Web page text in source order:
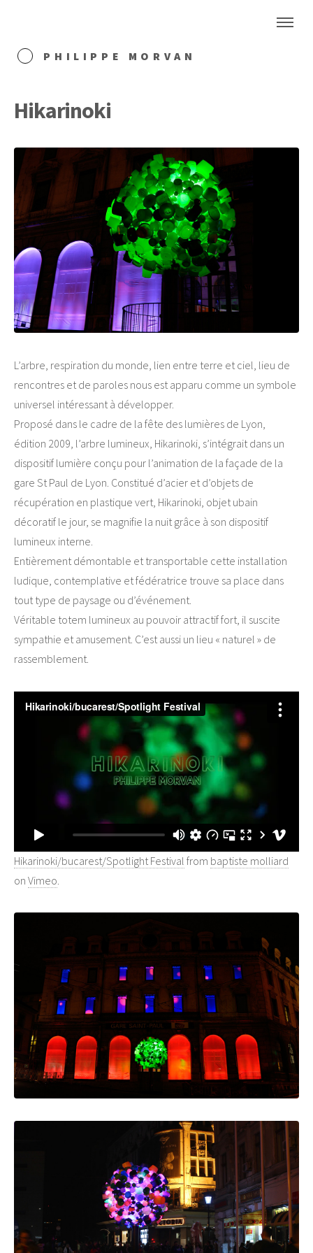
PHILIPPE MORVAN
Hikarinoki
L’arbre, respiration du monde, lien entre terre et ciel, lieu de
rencontres et de paroles nous est apparu comme un symbole
universel intéressant à développer.
Proposé dans le cadre de la fête des lumières de Lyon,
édition 2009, l’arbre lumineux, Hikarinoki, s’intégrait dans un
dispositif lumière conçu pour l’animation de la façade de la
gare St Paul de Lyon. Constitué d’acier et d’objets de
récupération en plastique vert, Hikarinoki, objet ubain
décoratif le jour, se magnifie la nuit grâce à son dispositif
lumineux interne.
Entièrement démontable et transportable cette installation
ludique, contemplative et fédératrice trouve sa place dans
tout type de paysage ou d’événement.
Véritable totem lumineux au pouvoir attractif fort, il suscite
sympathie et amusement. C’est aussi un lieu « naturel » de
rassemblement.
Hikarinoki/bucarest/Spotlight Festival from baptiste molliard
on Vimeo.